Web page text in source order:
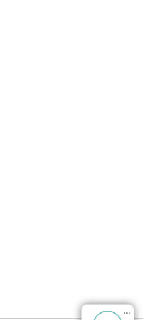
...